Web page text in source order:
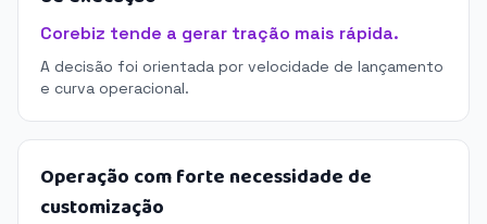
Corebiz tende a gerar tração mais rápida.
A decisão foi orientada por velocidade de lançamento
e curva operacional.
Operação com forte necessidade de
customização